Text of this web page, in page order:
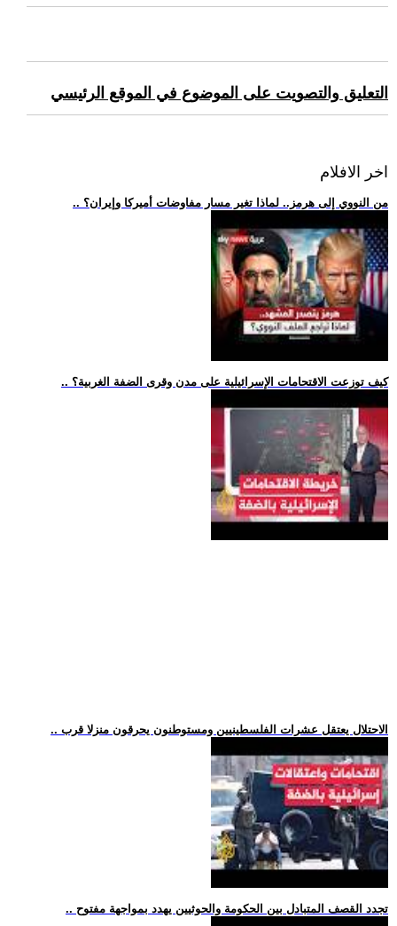
التعليق والتصويت على الموضوع في الموقع الرئيسي
اخر الافلام
.. من النووي إلى هرمز.. لماذا تغير مسار مفاوضات أميركا وإيران؟
.. كيف توزعت الاقتحامات الإسرائيلية على مدن وقرى الضفة الغربية؟
.. الاحتلال يعتقل عشرات الفلسطينيين ومستوطنون يحرقون منزلا قرب
.. تجدد القصف المتبادل بين الحكومة والحوثيين يهدد بمواجهة مفتوح